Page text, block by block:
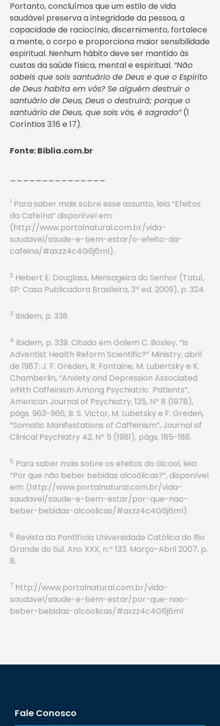
Portanto, concluímos que um estilo de vida
saudável preserva a integridade da pessoa, a
capacidade de raciocínio, discernimento, fortalece
a mente, o corpo e proporciona maior sensibilidade
espiritual. Nenhum hábito deve ser mantido às
custas da saúde física, mental e espiritual. “Não
sabeis que sois santuário de Deus e que o Espírito
de Deus habita em vós? Se alguém destruir o
santuário de Deus, Deus o destruirá; porque o
santuário de Deus, que sois vós, é sagrado”(1
Coríntios 3:16 e 17).
Fonte: Biblia.com.br
1 Para saber mais sobre esse assunto, leia “Efeitos
da Cafeína” disponível em:
(http://www.portalnatural.com.br/vida-
saudavel/saude-e-bem-estar/o-efeito-da-
cafeina/#axzz4c4G6j6ml).
2 Hebert E. Douglass, Mensageira do Senhor (Tatuí,
SP: Casa Publicadora Brasileira, 3ª ed. 2009), p. 324.
3 Ibidem, p. 338.
4 Ibidem, p. 339. Citado em Galem C. Bosley, “Is
Adventist Health Reform Scientific?” Ministry, abril
de 1987: J. F. Greden, R. Fontaine, M. Lubertsky e K.
Chamberlin, “Anxiety and Depression Associated
whith Caffeinism Among Psychiatric Patients”,
American Journal of Psychiatry, 135, Nº 8 (1978),
págs. 963-966; B. S. Victor, M. Lubetsky e F. Greden,
“Somatic Manifestations of Caffeinism”, Journal of
Clinical Psychiatry 42, Nº 5 (1981), págs. 185-188.
5 Para saber mais sobre os efeitos do álcool, leia
“Por que não beber bebidas alcoólicas?”, disponível
em: (http://www.portalnatural.com.br/vida-
saudavel/saude-e-bem-estar/por-que-nao-
beber-bebidas-alcoolicas/#axzz4c4G6j6ml).
6 Revista da Pontifícia Universidade Católica do Rio
Grande do Sul. Ano XXX, n.º 133. Março-Abril 2007, p.
8.
7 http://www.portalnatural.com.br/vida-
saudavel/saude-e-bem-estar/por-que-nao-
beber-bebidas-alcoolicas/#axzz4c4G6j6ml
Fale Conosco